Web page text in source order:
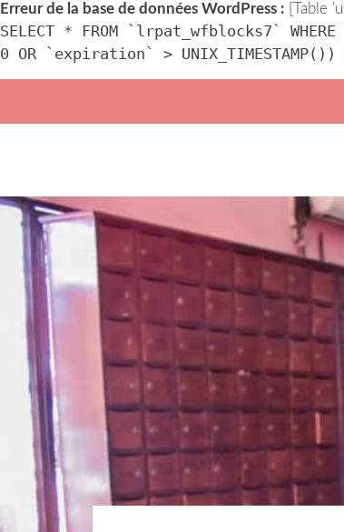
Erreur de la base de données WordPress : [Table
SELECT * FROM `lrpat_wfblocks7`
0 OR `expiration` > UNIX_TIMESTAMP())